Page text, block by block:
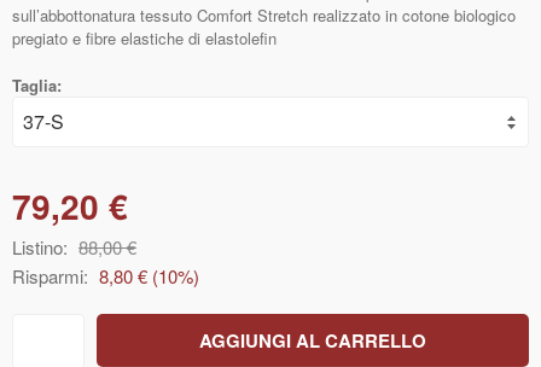
sull’abbottonatura tessuto Comfort Stretch realizzato in cotone biologico
pregiato e fibre elastiche di elastolefin
Taglia:
79,20 €
Listino: 88,00 €
Risparmi: 8,80 € (10%)